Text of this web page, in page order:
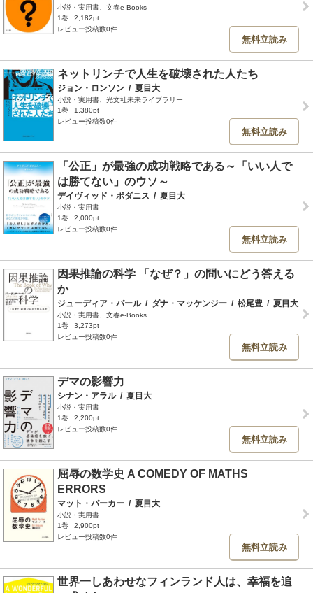
小説・実用書、文春e-Books
1巻
2,182pt
レビュー投稿数0件
無料立読み
ネットリンチで人生を破壊された人たち
ジョン・ロンソン / 夏目大
小説・実用書、光文社未来ライブラリー
1巻
1,380pt
レビュー投稿数0件
無料立読み
「公正」が最強の成功戦略である～「いい人で
は勝てない」のウソ～
デイヴィッド・ボダニス / 夏目大
小説・実用書
1巻
2,000pt
レビュー投稿数0件
無料立読み
因果推論の科学 「なぜ？」の問いにどう答える
か
ジューディア・パール / ダナ・マッケンジー / 松尾豊 / 夏目大
小説・実用書、文春e-Books
1巻
3,273pt
レビュー投稿数0件
無料立読み
デマの影響力
シナン・アラル / 夏目大
小説・実用書
1巻
2,200pt
レビュー投稿数0件
無料立読み
屈辱の数学史 A COMEDY OF MATHS
ERRORS
マット・パーカー / 夏目大
小説・実用書
1巻
2,900pt
レビュー投稿数0件
無料立読み
世界一しあわせなフィンランド人は、幸福を追